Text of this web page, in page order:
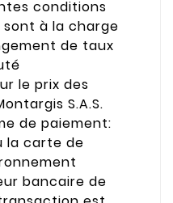
conditions
à la charge
de taux
le prix des
S.A.S.
de paiement:
la carte de
bancaire de